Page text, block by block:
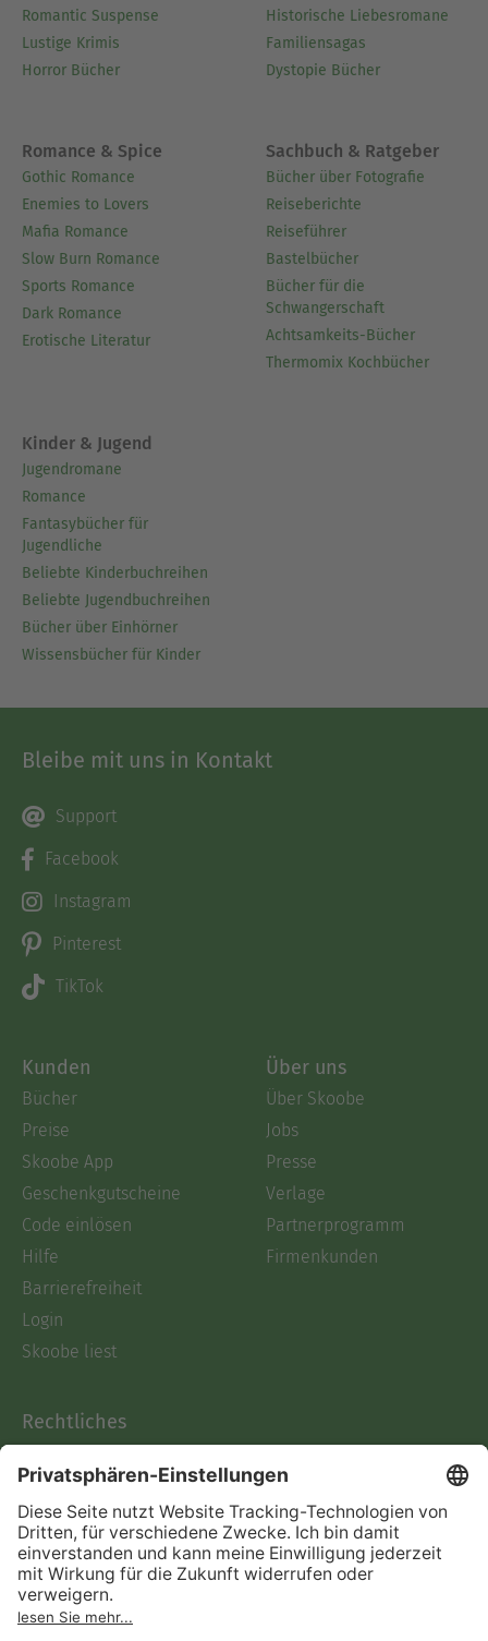
Romantic Suspense
Lustige Krimis
Horror Bücher
Historische Liebesromane
Familiensagas
Dystopie Bücher
Romance & Spice
Gothic Romance
Enemies to Lovers
Mafia Romance
Slow Burn Romance
Sports Romance
Dark Romance
Erotische Literatur
Sachbuch & Ratgeber
Bücher über Fotografie
Reiseberichte
Reiseführer
Bastelbücher
Bücher für die
Schwangerschaft
Achtsamkeits-Bücher
Thermomix Kochbücher
Kinder & Jugend
Jugendromane
Romance
Fantasybücher für
Jugendliche
Beliebte Kinderbuchreihen
Beliebte Jugendbuchreihen
Bücher über Einhörner
Wissensbücher für Kinder
Bleibe mit uns in Kontakt
Support
Facebook
Instagram
Pinterest
TikTok
Kunden
Bücher
Preise
Skoobe App
Geschenkgutscheine
Code einlösen
Hilfe
Barrierefreiheit
Login
Skoobe liest
Über uns
Über Skoobe
Jobs
Presse
Verlage
Partnerprogramm
Firmenkunden
Rechtliches
AGB
Informationen nach Data
Act
Verträge hier kündigen
Impressum